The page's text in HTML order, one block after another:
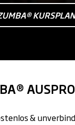
KURSPLAN
&